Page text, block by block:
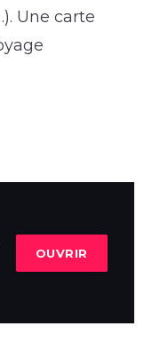
Une carte
OUVRIR